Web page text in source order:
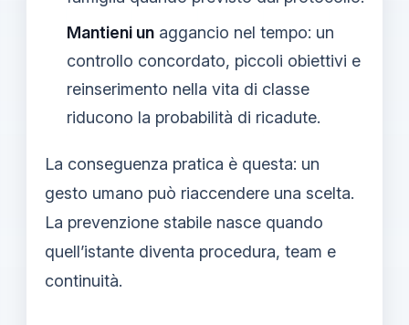
Mantieni un aggancio nel tempo: un
controllo concordato, piccoli obiettivi e
reinserimento nella vita di classe
riducono la probabilità di ricadute.
La conseguenza pratica è questa: un
gesto umano può riaccendere una scelta.
La prevenzione stabile nasce quando
quell’istante diventa procedura, team e
continuità.